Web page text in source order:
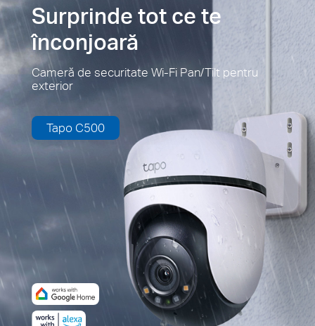
Surprinde tot ce te
înconjoară
Cameră de securitate Wi-Fi Pan/Tilt pentru
exterior
Tapo C500